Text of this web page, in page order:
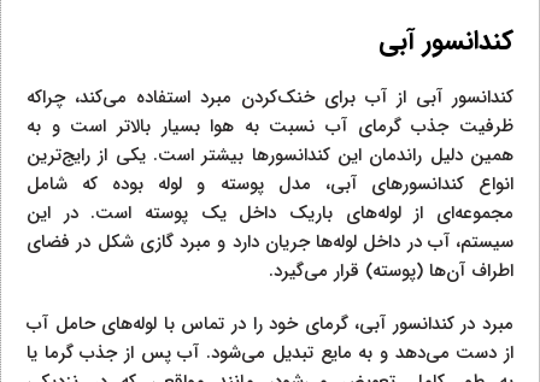
کندانسور آبی
کندانسور آبی از آب برای خنک‌کردن مبرد استفاده می‌کند، چراکه
ظرفیت جذب گرمای آب نسبت به هوا بسیار بالاتر است و به
همین دلیل راندمان این کندانسورها بیشتر است. یکی از رایج‌ترین
انواع کندانسورهای آبی، مدل پوسته و لوله بوده که شامل
مجموعه‌ای از لوله‌های باریک داخل یک پوسته است. در این
سیستم، آب در داخل لوله‌ها جریان دارد و مبرد گازی شکل در فضای
اطراف آن‌ها (پوسته) قرار می‌گیرد.
مبرد در کندانسور آبی، گرمای خود را در تماس با لوله‌های حامل آب
از دست می‌دهد و به مایع تبدیل می‌شود. آب پس از جذب گرما یا